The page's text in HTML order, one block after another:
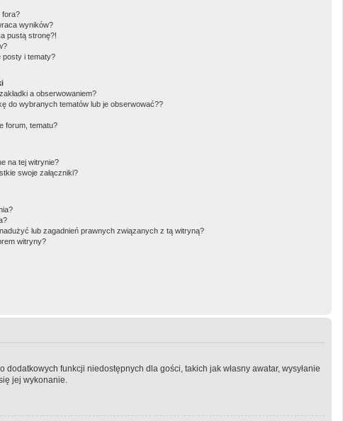
fora?
wyników?
pustą stronę?!
posty i tematy?
a obserwowaniem?
do wybranych tematów lub je obserwować??
forum, tematu?
na tej witrynie?
swoje załączniki?
lub zagadnień prawnych związanych z tą witryną?
witryny?
funkcji niedostępnych dla gości, takich jak własny awatar, wysyłanie
jej wykonanie.